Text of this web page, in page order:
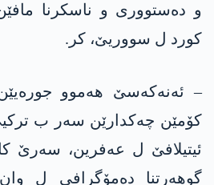
و دەستووری و ناسکرنا
کورد ل سووریێ، کر.
– ئەنەکەسێ ھەموو جورەیێن
کۆمێن چەکدارێن سەر ب
ئیتیلافێ ل عەفرین، سەرێ
گوھەرتنا دەمۆگرافی ل